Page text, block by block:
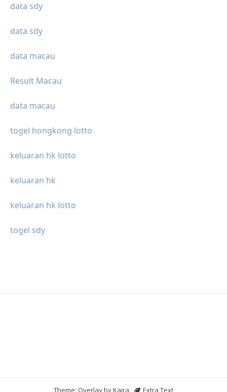
data sdy
data sdy
data macau
Result Macau
data macau
togel hongkong lotto
keluaran hk lotto
keluaran hk
keluaran hk lotto
togel sdy
Theme: Overlay byKaira. Extra Text